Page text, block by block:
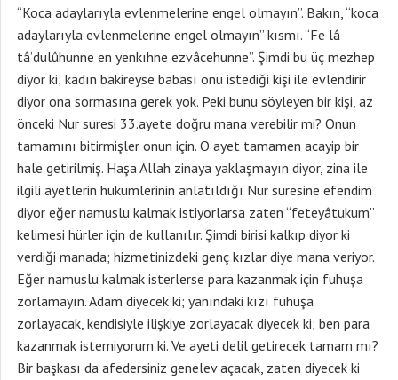
“Koca adaylarıyla evlenmelerine engel olmayın”. Bakın, “koca
adaylarıyla evlenmelerine engel olmayın” kısmı. “Fe lâ
tâ’dulûhunne en yenkıhne ezvâcehunne”. Şimdi bu üç mezhep
diyor ki; kadın bakireyse babası onu istediği kişi ile evlendirir
diyor ona sormasına gerek yok. Peki bunu söyleyen bir kişi, az
önceki Nur suresi 33.ayete doğru mana verebilir mi? Onun
tamamını bitirmişler onun için. O ayet tamamen acayip bir
hale getirilmiş. Haşa Allah zinaya yaklaşmayın diyor, zina ile
ilgili ayetlerin hükümlerinin anlatıldığı Nur suresine efendim
diyor eğer namuslu kalmak istiyorlarsa zaten “feteyâtukum”
kelimesi hürler için de kullanılır. Şimdi birisi kalkıp diyor ki
verdiği manada; hizmetinizdeki genç kızlar diye mana veriyor.
Eğer namuslu kalmak isterlerse para kazanmak için fuhuşa
zorlamayın. Adam diyecek ki; yanındaki kızı fuhuşa
zorlayacak, kendisiyle ilişkiye zorlayacak diyecek ki; ben para
kazanmak istemiyorum ki. Ve ayeti delil getirecek tamam mı?
Bir başkası da afedersiniz genelev açacak, zaten diyecek ki